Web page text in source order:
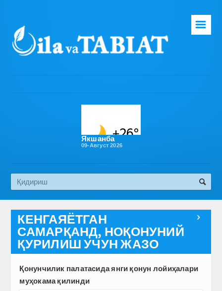
Бош саҳифа
Эко медиа
☰
Якшанба
09-Август 2026

КЕНГАЯЁТГАН
САМАРҚАНД, НОҚОНУНИЙ
ҚУРИЛИШ УЧУН ЖАЗО
Қонунчилик палатасида янги қонун лойиҳалари
муҳокама қилинди